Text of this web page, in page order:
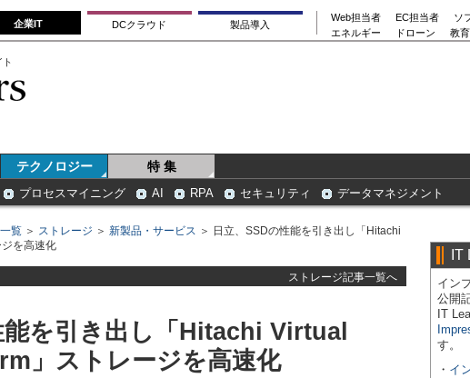
企業IT DCクラウド 製品導入
Web担当者 EC担当者
ソ
エネルギー
ドローン 教
ト
テクノロジー 特 集
プロセスマイニング AI RPA セキュリティ データマネジメント
覧 ＞ ストレージ ＞ 新製品・サービス ＞ 日立、SSDの性能を引き出し「Hitachi
を高速化
ストレージ記事一覧へ
能を引き出し「Hitachi Virtual
」ストレージを高速化
IT
イン
公開
IT
す。
・ イ